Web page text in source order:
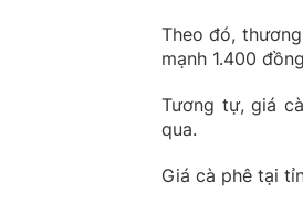
Theo đó,
mạnh 1.400
Tương tự, giá
qua.
Giá cà phê tại